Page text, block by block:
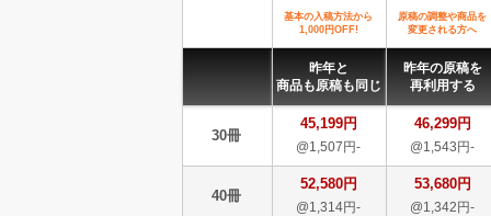
基本の入稿方法から
1,000円OFF!
原稿の調整や商品を
変更される方へ
昨年と
商品も原稿も同じ
昨年の原稿を
再利用する
30冊
45,199円
@1,507円-
46,299円
@1,543円-
40冊
52,580円
@1,314円-
53,680円
@1,342円-